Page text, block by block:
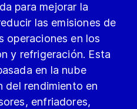
para mejorar la
las emisiones de
operaciones en los
y refrigeración. Esta
en la nube
del rendimiento en
enfriadores,